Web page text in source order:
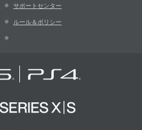
サポートセンター
ルール＆ポリシー